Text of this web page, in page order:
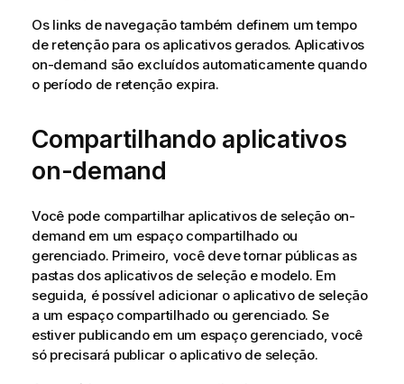
Os links de navegação também definem um tempo
de retenção para os aplicativos gerados. Aplicativos
on-demand são excluídos automaticamente quando
o período de retenção expira.
Compartilhando aplicativos
on-demand
Você pode compartilhar aplicativos de seleção on-
demand em um espaço compartilhado ou
gerenciado. Primeiro, você deve tornar públicas as
pastas dos aplicativos de seleção e modelo. Em
seguida, é possível adicionar o aplicativo de seleção
a um espaço compartilhado ou gerenciado. Se
estiver publicando em um espaço gerenciado, você
só precisará publicar o aplicativo de seleção.